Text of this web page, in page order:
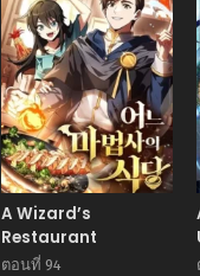
A Wizard’s
Restaurant
ตอนที่ 94